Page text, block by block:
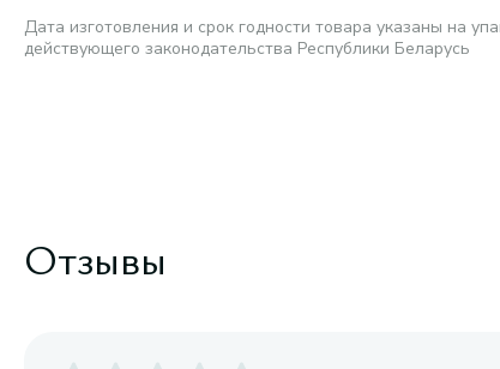
Дата изготовления и срок годности товара указаны на
действующего законодательства Республики Беларусь
Отзывы